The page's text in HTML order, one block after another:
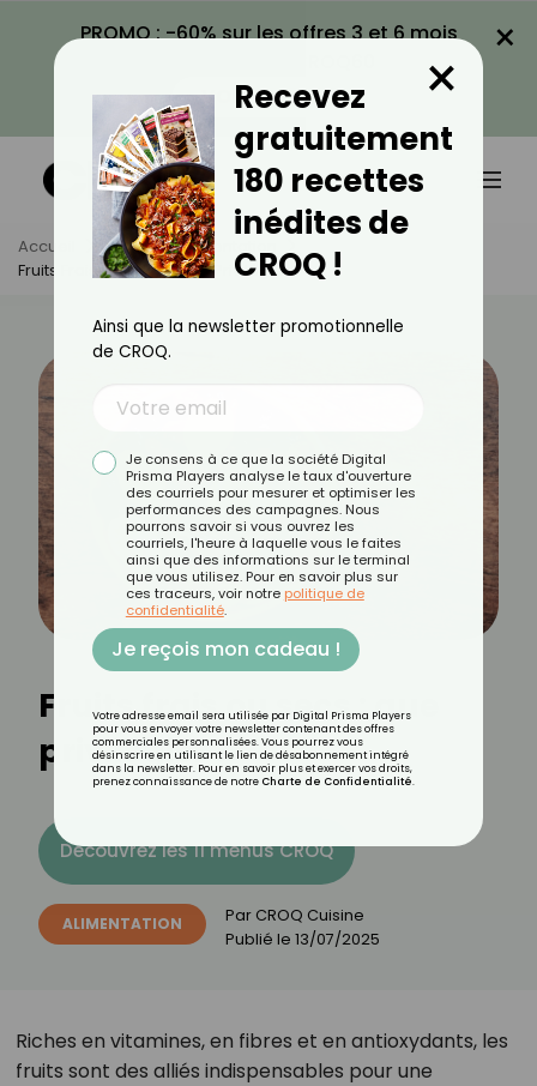
PROMO : -60% sur les offres 3 et 6 mois
VOIR LA PROMO
×
Accueil Actus
Alimentation
Fruits Frais Ou Secs : Que Privilégier ?
Fruits frais ou secs : que
privilégier ?
Découvrez les 11 menus CROQ
ALIMENTATION Par CROQ Cuisine
Publié le 13/07/2025
Riches en vitamines, en fibres et en antioxydants, les
fruits sont des alliés indispensables pour une
Recevez
gratuitement
180 recettes
inédites de
CROQ !
×
Ainsi que la newsletter promotionnelle
de CROQ.
Je consens à ce que la société Digital
Prisma Players analyse le taux d'ouverture
des courriels pour mesurer et optimiser les
performances des campagnes. Nous
pourrons savoir si vous ouvrez les
courriels, l'heure à laquelle vous le faites
ainsi que des informations sur le terminal
que vous utilisez. Pour en savoir plus sur
ces traceurs, voir notre politique de
confidentialité.
Je reçois mon cadeau !
Votre adresse email sera utilisée par Digital Prisma Players
pour vous envoyer votre newsletter contenant des offres
commerciales personnalisées. Vous pourrez vous
désinscrire en utilisant le lien de désabonnement intégré
dans la newsletter. Pour en savoir plus et exercer vos droits,
prenez connaissance de notre Charte de Confidentialité.